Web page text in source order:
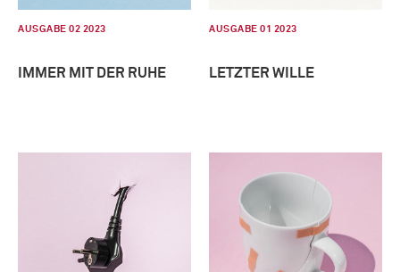
AUSGABE 02 2023
IMMER MIT DER RUHE
AUSGABE 01 2023
LETZTER WILLE